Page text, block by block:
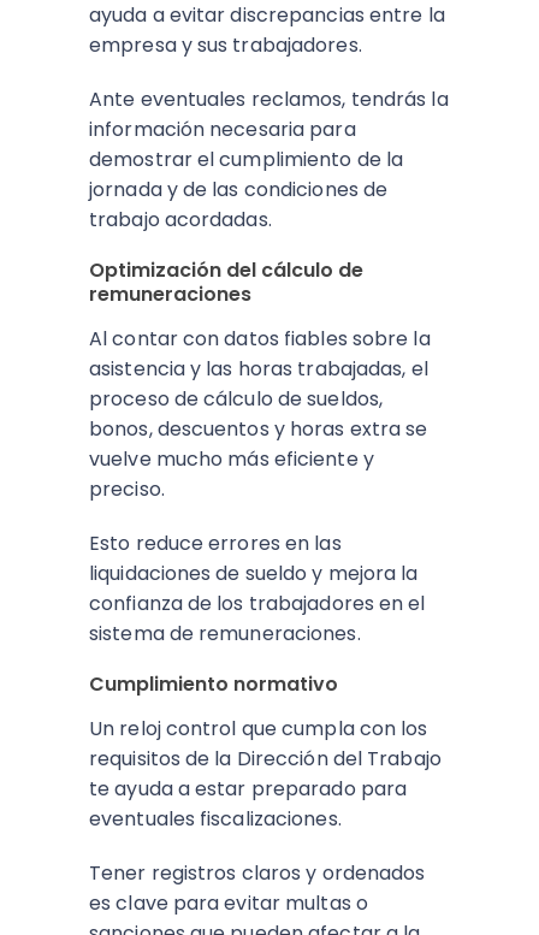
ayuda a evitar discrepancias entre la
empresa y sus trabajadores.
Ante eventuales reclamos, tendrás la
información necesaria para
demostrar el cumplimiento de la
jornada y de las condiciones de
trabajo acordadas.
Optimización del cálculo de
remuneraciones
Al contar con datos fiables sobre la
asistencia y las horas trabajadas, el
proceso de cálculo de sueldos,
bonos, descuentos y horas extra se
vuelve mucho más eficiente y
preciso.
Esto reduce errores en las
liquidaciones de sueldo y mejora la
confianza de los trabajadores en el
sistema de remuneraciones.
Cumplimiento normativo
Un reloj control que cumpla con los
requisitos de la Dirección del Trabajo
te ayuda a estar preparado para
eventuales fiscalizaciones.
Tener registros claros y ordenados
es clave para evitar multas o